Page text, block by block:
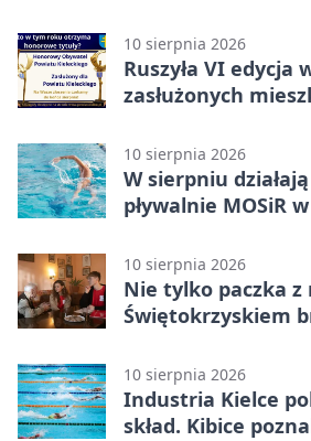
10 sierpnia 2026
Ruszyła VI edycja
zasłużonych
10 sierpnia 2026
W sierpniu
pływalnie MOSiR
10 sierpnia 2026
Nie tylko paczka z
Świętokrzyskiem
10 sierpnia 2026
Industria Kielce
skład. Kibice